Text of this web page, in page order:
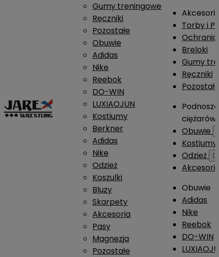
Gumy treningowe
Ręczniki
Pozostałe
Obuwie
Adidas
Nike
Reebok
DO-WIN
LUXIAOJUN
Kostiumy
Berkner
Adidas
Nike
Odzież
Koszulki
Bluzy
Skarpety
Akcesoria
Pasy
Magnezja
Pozostałe
Torby i
Breloki
Gumy
Ręczniki
ciężarów
Obuwie
Kostiumy
Odzież

Obuwie
Adidas
Nike
Reebok
DO-WIN